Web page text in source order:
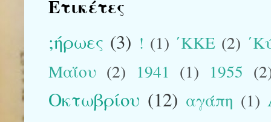
Ετικέτες
;ήρωες (3) ! (1) ΄ΚΚΕ (2)
Μαΐου (2) 1941 (1) 1955
Οκτωβρίου (12) αγάπη (1)